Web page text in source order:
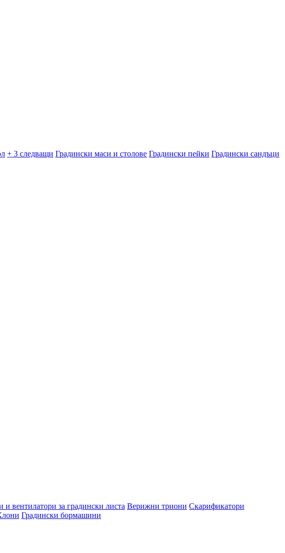
+ 3 следващи Градински маси и столове Градински пейки Градински сандъци
и вентилатори за градински листа Верижни триони Скарификатори
Градински бормашини